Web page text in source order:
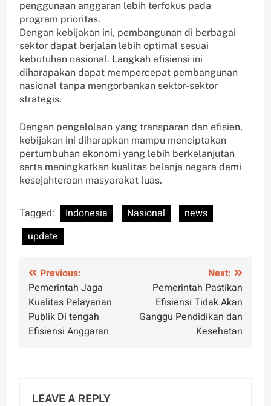
penggunaan anggaran lebih terfokus pada
program prioritas.
Dengan kebijakan ini, pembangunan di berbagai
sektor dapat berjalan lebih optimal sesuai
kebutuhan nasional. Langkah efisiensi ini
diharapakan dapat mempercepat pembangunan
nasional tanpa mengorbankan sektor-sektor
strategis.
Dengan pengelolaan yang transparan dan efisien,
kebijakan ini diharapkan mampu menciptakan
pertumbuhan ekonomi yang lebih berkelanjutan
serta meningkatkan kualitas belanja negara demi
kesejahteraan masyarakat luas.
Tagged: Indonesia Nasional
news
update
Post
navigation
Previous:
Pemerintah Jaga
Kualitas Pelayanan
Publik Di tengah
Efisiensi Anggaran
Next:
Pemerintah Pastikan
Efisiensi Tidak Akan
Ganggu Pendidikan dan
Kesehatan
LEAVE A REPLY